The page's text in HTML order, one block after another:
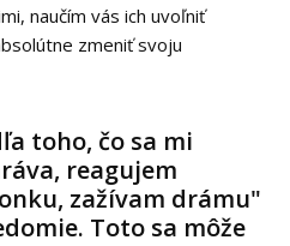
naučím vás ich uvoľniť
zmeniť svoju
toho, čo sa mi
reagujem
zažívam drámu"
Toto sa môže